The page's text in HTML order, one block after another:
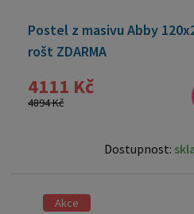
Postel z masivu Abby
rošt ZDARMA
4111 Kč
4894 Kč
Dostupnost:
Akce